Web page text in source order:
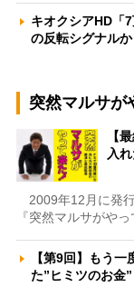
キオクシアHD「
の反転シグナル
突然マルサが
【
入
2009年12月に発
『突然マルサがや
【第9回】もう
た”ヒミツのお金